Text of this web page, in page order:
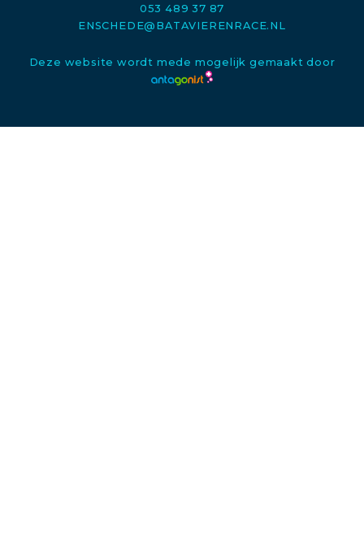
053 489 37 87
ENSCHEDE@BATAVIERENRACE.NL
Deze website wordt mede mogelijk gemaakt door